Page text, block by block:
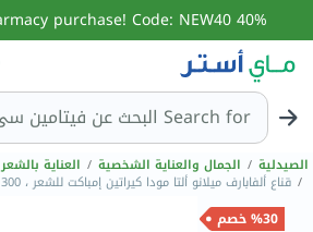
40% off 1st online pharmacy purchase! Code: NEW40
Search for
الصيدلية / الجمال والعناية الشخصية / العناية بالشعر
/ قناع ألفابارف ميلانو ألتا مودا كيراتين إمباكت للشعر ، 300 جرام
%30 خصم